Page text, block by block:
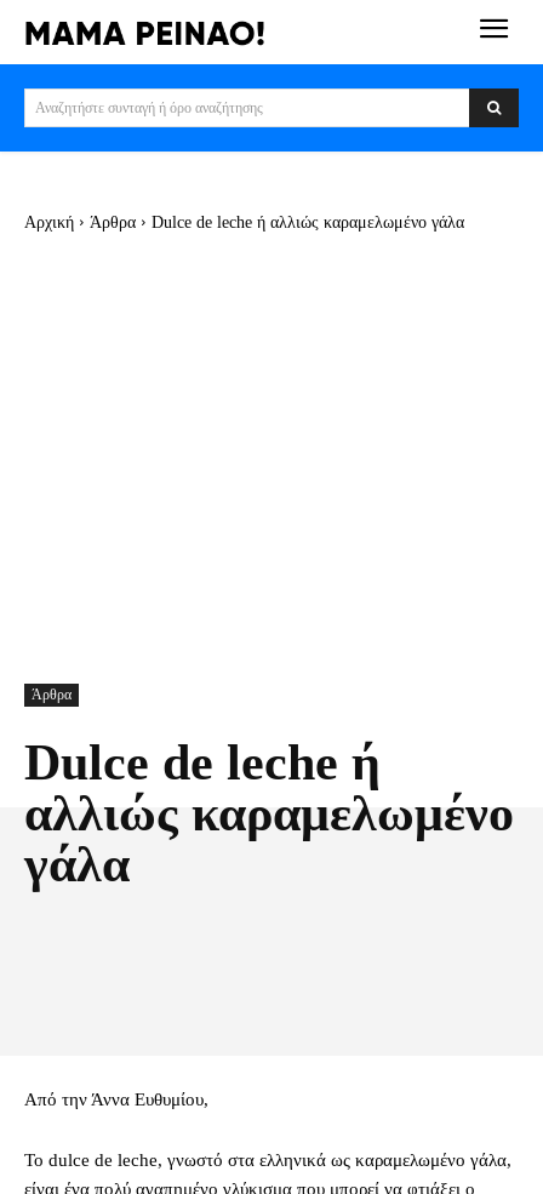
Αναζητήστε συνταγή ή όρο αναζήτησης
Αρχική Άρθρα Dulce de leche ή αλλιώς καραμελωμένο γάλα
Άρθρα
Dulce de leche ή
αλλιώς καραμελωμένο
γάλα
Από την Άννα Ευθυμίου,
Το dulce de leche, γνωστό στα ελληνικά ως καραμελωμένο γάλα,
είναι ένα πολύ αγαπημένο γλύκισμα που μπορεί να φτιάξει ο